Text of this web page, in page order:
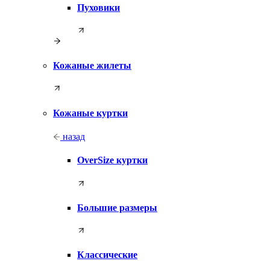
Пуховики
Кожаные жилеты
Кожаные куртки
назад
OverSize куртки
Большие размеры
Классические